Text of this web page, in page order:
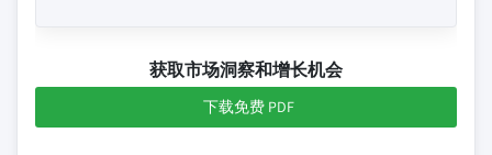
获取市场洞察和增长机会
下载免费 PDF